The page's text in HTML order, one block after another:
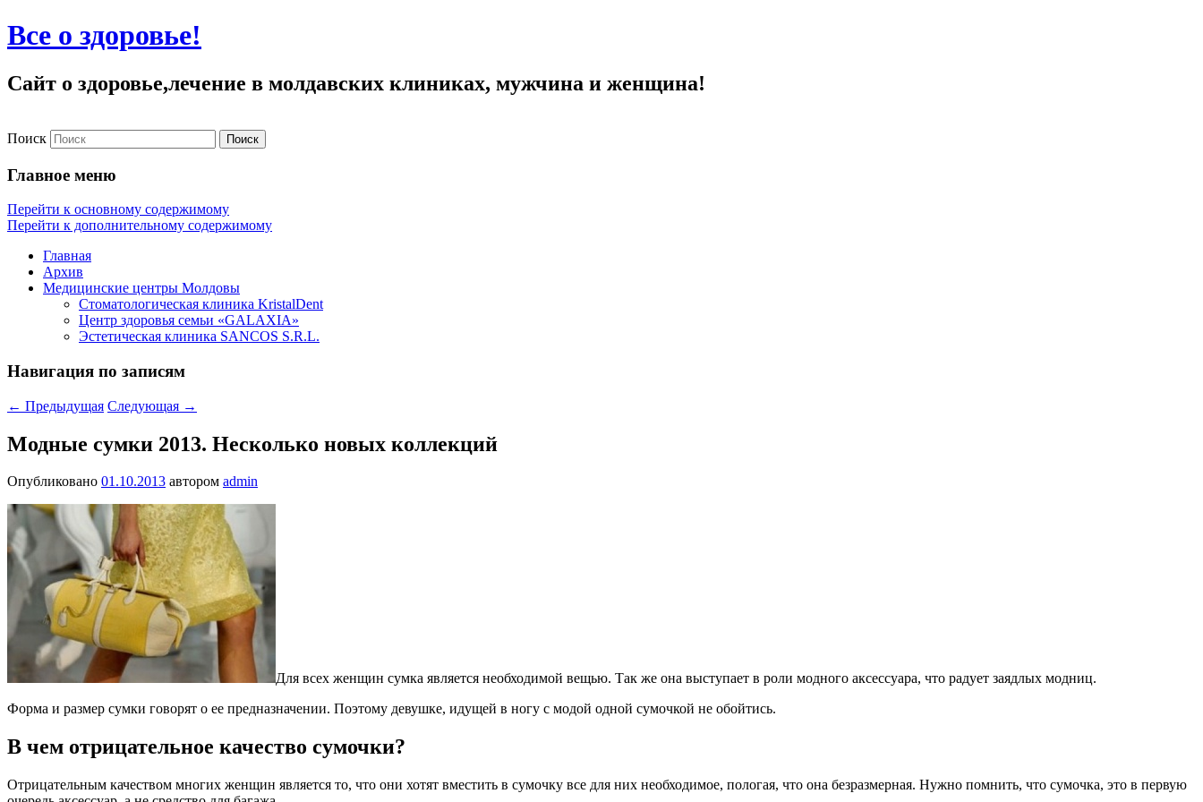
Все о здоровье!
Сайт о здоровье,лечение в молдавских клиниках, мужчина и женщина!
Поиск
Главное меню
Перейти к основному содержимому
Перейти к дополнительному содержимому
Главная
Архив
Медицинские центры Молдовы
Стоматологическая клиника KristalDent
Центр здоровья семьи «GALAXIA»
Эстетическая клиника SANCOS S.R.L.
Навигация по записям
← Предыдущая Следующая →
Модные сумки 2013. Несколько новых коллекций
Опубликовано 01.10.2013 автором admin
Для всех женщин сумка является необходимой вещью. Так же она выступает в роли модного аксессуара, что радует заядлых модниц.
Форма и размер сумки говорят о ее предназначении. Поэтому девушке, идущей в ногу с модой одной сумочкой не обойтись.
В чем отрицательное качество сумочки?
Отрицательным качеством многих женщин является то, что они хотят вместить в сумочку все для них необходимое, пологая, что она безразмерная. Нужно помнить, что сумочка, это в первую